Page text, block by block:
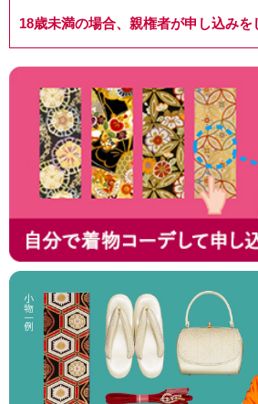
18歳未満の場合、親権者が申し込みを